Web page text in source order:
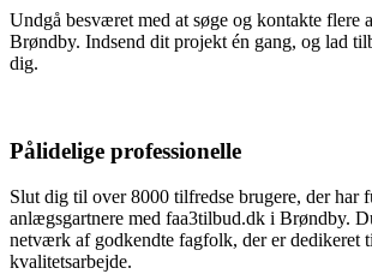
Undgå besværet med at søge og kontakte flere
Brøndby. Indsend dit projekt én gang, og lad
dig.
Pålidelige professionelle
Slut dig til over 8000 tilfredse brugere, der har
anlægsgartnere med faa3tilbud.dk i Brøndby.
netværk af godkendte fagfolk, der er dedikeret
kvalitetsarbejde.